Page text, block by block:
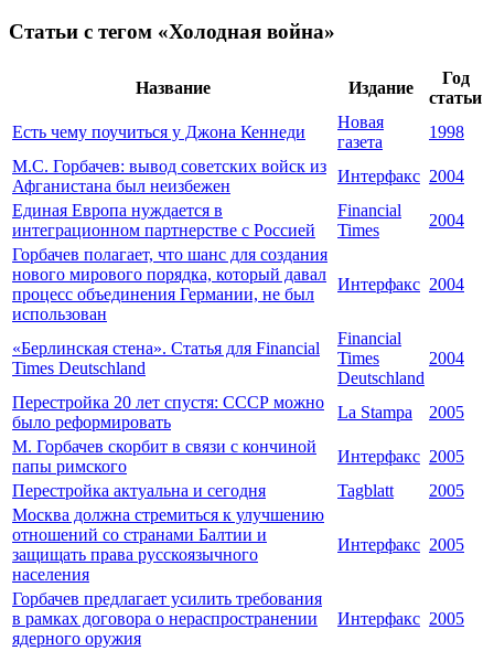
Статьи с тегом «Холодная война»
Название Издание
Год
статьи
Есть чему поучиться у Джона Кеннеди
Новая
газета
1998
М.С. Горбачев: вывод советских войск из
Афганистана был неизбежен
Интерфакс 2004
Единая Европа нуждается в
интеграционном партнерстве с Россией
Financial
Times
2004
Горбачев полагает, что шанс для создания
нового мирового порядка, который давал
процесс объединения Германии, не был
использован
Интерфакс 2004
«Берлинская стена». Статья для Financial
Times Deutschland
Financial
Times
Deutschland
2004
Перестройка 20 лет спустя: СССР можно
было реформировать
La Stampa
2005
М. Горбачев скорбит в связи с кончиной
папы римского
Интерфакс 2005
Перестройка актуальна и сегодня
Tagblatt
2005
Москва должна стремиться к улучшению
отношений со странами Балтии и
защищать права русскоязычного
населения
Интерфакс 2005
Горбачев предлагает усилить требования
в рамках договора о нераспространении
ядерного оружия
Интерфакс 2005